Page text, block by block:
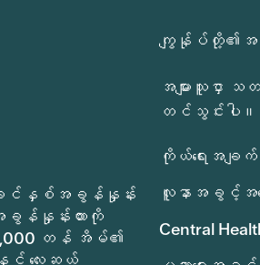
ယခင်နှစ်အခွန်နှုန်း
နှုန်းထားကို
တန် အိမ်၏
င့် လေးဆယ့်
ကျွန်ုပ်တို့၏အ
အများသူငှာ
တင်သွင်းပါ။
ကိုယ်ရေးအခ
လူနာအခွင့်အရ
Central